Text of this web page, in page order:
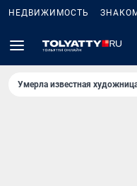
НЕДВИЖИМОСТЬ
Умерла известная